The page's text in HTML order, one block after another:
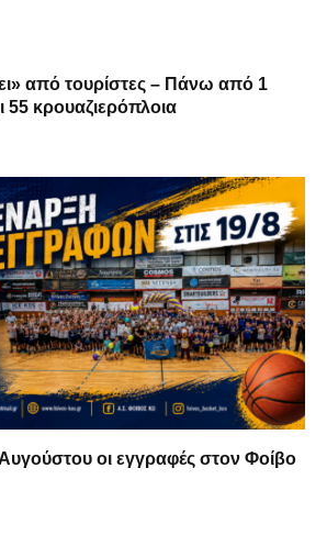
από τουρίστες – Πάνω από 1
55 κρουαζιερόπλοια
Αυγούστου οι εγγραφές στον Φοίβο